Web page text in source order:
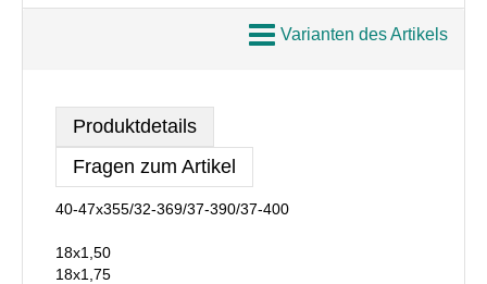
Varianten des Artikels
Produktdetails
Fragen zum Artikel
40-47x355/32-369/37-390/37-400
18x1,50
18x1,75